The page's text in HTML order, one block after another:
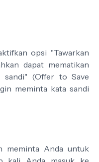
opsi "Tawarkan
dapat mematikan
sandi" (Offer to Save
meminta kata sandi
meminta Anda untuk